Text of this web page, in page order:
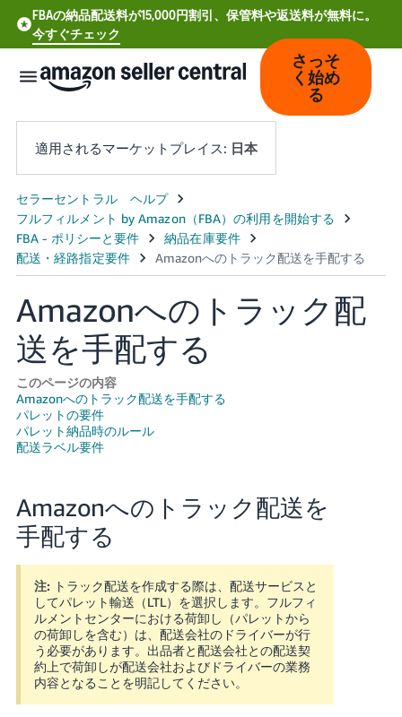
FBAの納品配送料が15,000円割引、保管料や返送料が無料に。
今すぐチェック
本
語
中
文
-
CN
Deutsch
- DE
Español
- ES
Français
- FR
- IT
국
어
-
KR
日
ロ
グ
イ
ン
さっそ
く始め
る
適用されるマーケットプレイス: 日本
Amazonへのトラック配
送を手配する
このページの内容
Amazonへのトラック配送を手配する
パレットの要件
パレット納品時のルール
配送ラベル要件
Amazonへのトラック配送を
手配する
注: トラック配送を作成する際は、配送サービスと
してパレット輸送（LTL）を選択します。フルフィ
ルメントセンターにおける荷卸し（パレットから
の荷卸しを含む）は、配送会社のドライバーが行
う必要があります。出品者と配送会社との配送契
約上で荷卸しが配送会社およびドライバーの業務
内容となることを明記してください。